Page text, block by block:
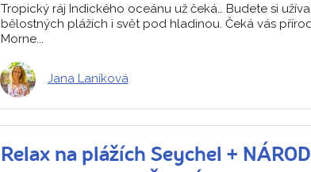
Tropický ráj Indického oceánu už čeká… Budete si
bělostných plážích i svět pod hladinou. Čeká vás
Morne...
Jana Laníková
Relax na plážích Seychel +